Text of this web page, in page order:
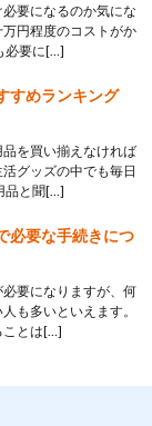
要になるのか気にな
円程度のコストがか
必要に[…]
すめランキング
を買い揃えなければ
グッズの中でも毎日
品と聞[…]
必要な手続きにつ
要になりますが、何
も多いといえます。
ことは[…]